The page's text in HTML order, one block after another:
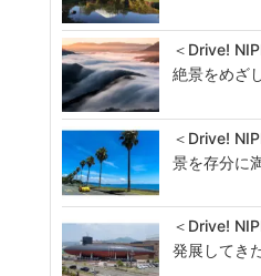
＜Drive!
絶景をめざ
＜Drive!
景を存分に
＜Drive!
発展してき